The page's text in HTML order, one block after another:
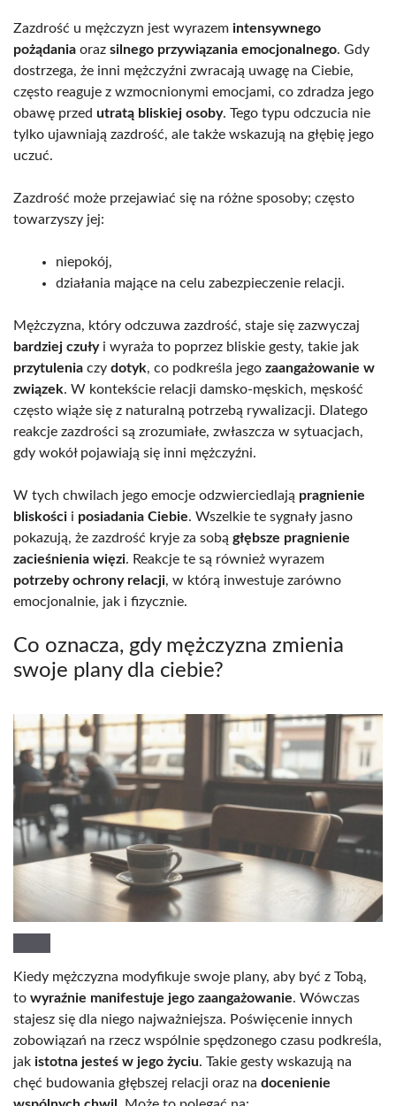
Zazdrość u mężczyzn jest wyrazem intensywnego
pożądania oraz silnego przywiązania emocjonalnego. Gdy
dostrzega, że inni mężczyźni zwracają uwagę na Ciebie,
często reaguje z wzmocnionymi emocjami, co zdradza jego
obawę przed utratą bliskiej osoby. Tego typu odczucia nie
tylko ujawniają zazdrość, ale także wskazują na głębię jego
uczuć.
Zazdrość może przejawiać się na różne sposoby; często
towarzyszy jej:
niepokój,
działania mające na celu zabezpieczenie relacji.
Mężczyzna, który odczuwa zazdrość, staje się zazwyczaj
bardziej czułyi wyraża to poprzez bliskie gesty, takie jak
przytulenia czy dotyk, co podkreśla jego zaangażowanie w
związek. W kontekście relacji damsko-męskich, męskość
często wiąże się z naturalną potrzebą rywalizacji. Dlatego
reakcje zazdrości są zrozumiałe, zwłaszcza w sytuacjach,
gdy wokół pojawiają się inni mężczyźni.
W tych chwilach jego emocje odzwierciedlają pragnienie
bliskości i posiadania Ciebie. Wszelkie te sygnały jasno
pokazują, że zazdrość kryje za sobą głębsze pragnienie
zacieśnienia więzi. Reakcje te są również wyrazem
potrzeby ochrony relacji, w którą inwestuje zarówno
emocjonalnie, jak i fizycznie.
Co oznacza, gdy mężczyzna zmienia
swoje plany dla ciebie?
Kiedy mężczyzna modyfikuje swoje plany, aby być z Tobą,
to wyraźnie manifestuje jego zaangażowanie. Wówczas
stajesz się dla niego najważniejsza. Poświęcenie innych
zobowiązań na rzecz wspólnie spędzonego czasu podkreśla,
jak istotna jesteś w jego życiu. Takie gesty wskazują na
chęć budowania głębszej relacji oraz na docenienie